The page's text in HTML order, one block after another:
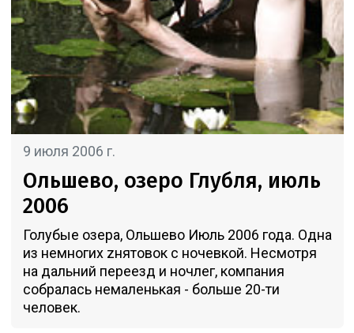
9 июля 2006 г.
Ольшево, озеро Глубля, июль
2006
Голубые озера, Ольшево Июль 2006 года. Одна
из немногих zнятовок с ночевкой. Несмотря
на дальний переезд и ночлег, компания
собралась немаленькая - больше 20-ти
человек.